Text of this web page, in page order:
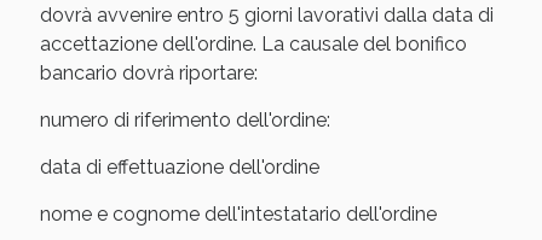
dovrà avvenire entro 5 giorni lavorativi dalla data di
accettazione dell'ordine. La causale del bonifico
bancario dovrà riportare:
numero di riferimento dell'ordine:
data di effettuazione dell'ordine
nome e cognome dell'intestatario dell'ordine